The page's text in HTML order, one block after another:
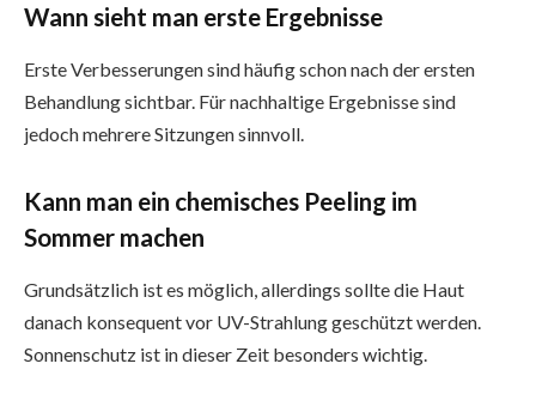
Wann sieht man erste Ergebnisse
Erste Verbesserungen sind häufig schon nach der ersten
Behandlung sichtbar. Für nachhaltige Ergebnisse sind
jedoch mehrere Sitzungen sinnvoll.
Kann man ein chemisches Peeling im
Sommer machen
Grundsätzlich ist es möglich, allerdings sollte die Haut
danach konsequent vor UV-Strahlung geschützt werden.
Sonnenschutz ist in dieser Zeit besonders wichtig.